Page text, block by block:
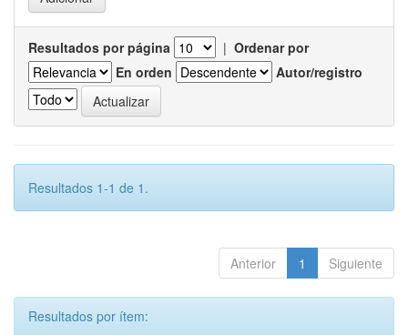
Resultados por página | Ordenar por
En orden
Autor/registro
Resultados 1-1 de 1.
Anterior 1 Siguiente
Resultados por ítem: